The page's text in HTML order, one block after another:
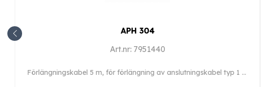
APH 304
Art.nr: 7951440
Förlängningskabel 5 m, för förlängning av anslutningskabel typ 1 och 2.